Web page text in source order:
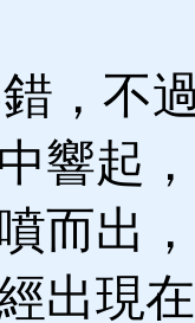
，不
響起
而出
出現